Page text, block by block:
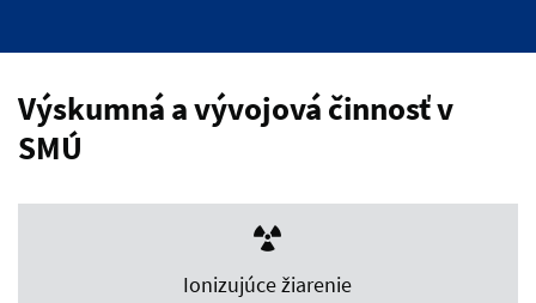
Výskumná a vývojová činnosť v
SMÚ
Ionizujúce žiarenie